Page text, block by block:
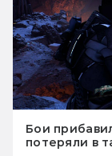
Бои
потеряли в